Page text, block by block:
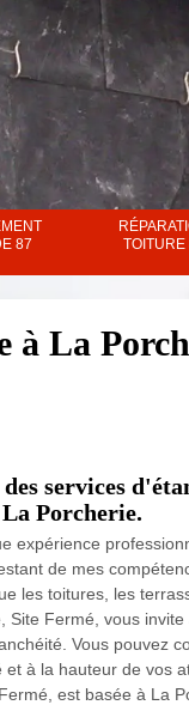
87
TOITURE
à La
services
Porcherie.
expérience
de mes
les toitures, les
Site Fermé, vous
Vous pouvez
et à la hauteur de vos
est basée à La